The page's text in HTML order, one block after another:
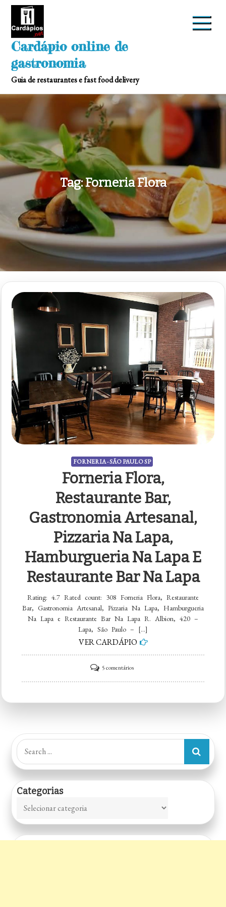
Skip
Cardápio online de
gastronomia
Guia de restaurantes e fast food delivery
Tag:Forneria Flora
FORNERIA - SÃO PAULO SP
Forneria Flora,
Restaurante Bar,
Gastronomia Artesanal,
Pizzaria Na Lapa,
Hamburgueria Na Lapa E
Restaurante Bar Na Lapa
Rating: 4.7 Rated count: 308 Forneria Flora, Restaurante
Bar, Gastronomia Artesanal, Pizzaria Na Lapa, Hamburgueria
Na Lapa e Restaurante Bar Na Lapa R. Albion, 420 –
Lapa, São Paulo – […]
VER CARDÁPIO
5 comentáriosem
Forneria
Gastronomia
Pizzaria
Na
Hamburgueria
Na
Lapa
Search
for:
Categorias
Categorias